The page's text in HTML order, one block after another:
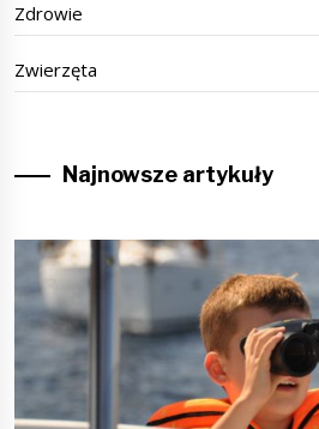
Zdrowie
Zwierzęta
Najnowsze artykuły